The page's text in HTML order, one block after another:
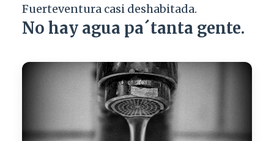
Fuerteventura casi deshabitada.
No hay agua pa´tanta gente.